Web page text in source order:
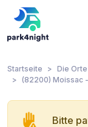
Startseite
Die Orte
(82200) Moissac
Bitte